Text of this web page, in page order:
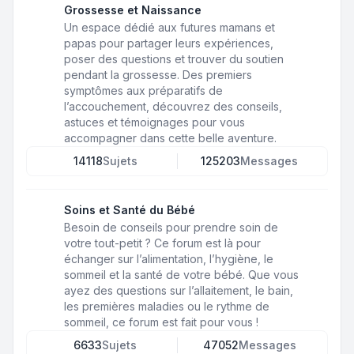
Grossesse et Naissance
Un espace dédié aux futures mamans et
papas pour partager leurs expériences,
poser des questions et trouver du soutien
pendant la grossesse. Des premiers
symptômes aux préparatifs de
l’accouchement, découvrez des conseils,
astuces et témoignages pour vous
accompagner dans cette belle aventure.
14118Sujets 125203Messages
Soins et Santé du Bébé
Besoin de conseils pour prendre soin de
votre tout-petit ? Ce forum est là pour
échanger sur l’alimentation, l’hygiène, le
sommeil et la santé de votre bébé. Que vous
ayez des questions sur l’allaitement, le bain,
les premières maladies ou le rythme de
sommeil, ce forum est fait pour vous !
6633Sujets 47052Messages